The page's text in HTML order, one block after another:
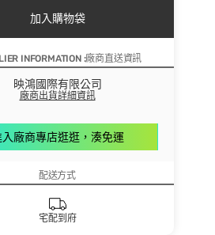
加入購物袋
INFORMATION :廠商直送資訊
映鴻國際有限公司
廠商出貨詳細資訊
入廠商專店逛逛，湊免運
配送方式
宅配到府